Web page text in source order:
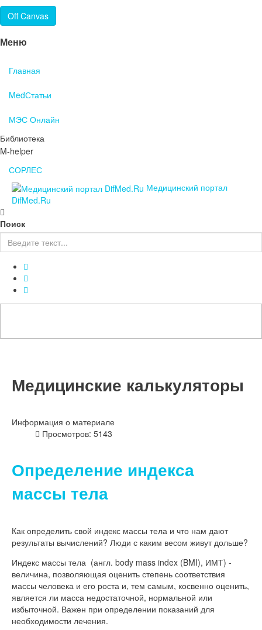
Off Canvas
Меню
Главная
MedСтатьи
МЭС Онлайн
Библиотека
M-helper
СОРЛЕС
Медицинский портал
DifMed.Ru
Поиск
Медицинские калькуляторы
Информация о материале
Просмотров: 5143
Определение индекса
массы тела
Как определить свой индекс массы тела и что нам дают
результаты вычислений? Люди с каким весом живут дольше?
Индекс массы тела (англ. body mass index (BMI), ИМТ) -
величина, позволяющая оценить степень соответствия
массы человека и его роста и, тем самым, косвенно оценить,
является ли масса недостаточной, нормальной или
избыточной. Важен при определении показаний для
необходимости лечения.